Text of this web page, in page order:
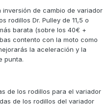
de cambio de variador
rodillos Dr. Pulley de 11,5 o
barata (sobre los 40€ +
contento con la moto como
la aceleración y la
punta.
de los rodillos para el variador
de los rodillos del variador